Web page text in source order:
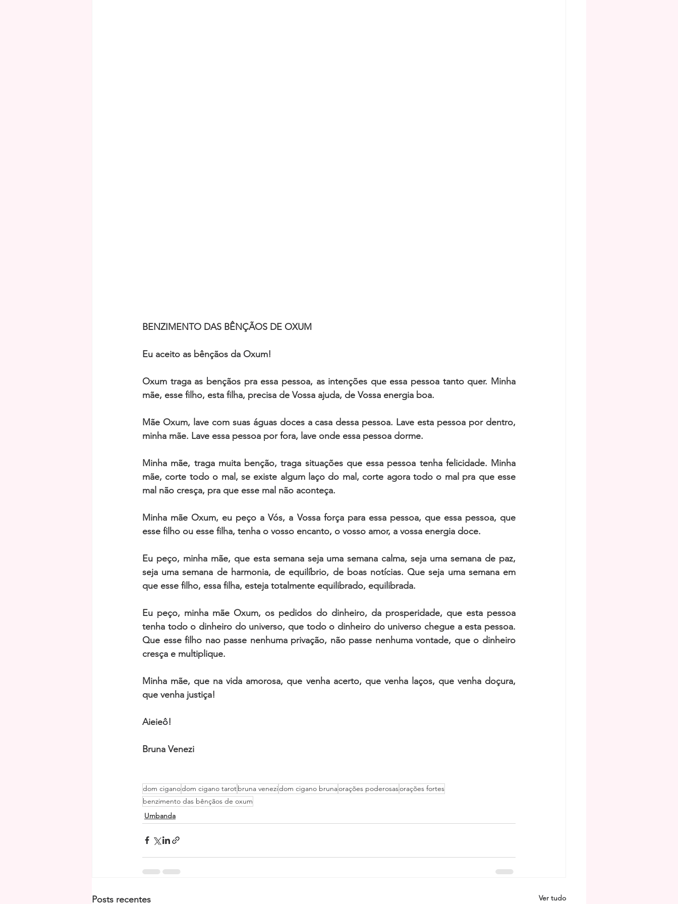
BENZIMENTO DAS BÊNÇÃOS DE OXUM
Eu aceito as bênçãos da Oxum!
Oxum traga as bençãos pra essa pessoa, as intenções que essa pessoa tanto quer. Minha
mãe, esse filho, esta filha, precisa de Vossa ajuda, de Vossa energia boa.
Mãe Oxum, lave com suas águas doces a casa dessa pessoa. Lave esta pessoa por dentro,
minha mãe. Lave essa pessoa por fora, lave onde essa pessoa dorme.
Minha mãe, traga muita benção, traga situações que essa pessoa tenha felicidade. Minha
mãe, corte todo o mal, se existe algum laço do mal, corte agora todo o mal pra que esse
mal não cresça, pra que esse mal não aconteça.
Minha mãe Oxum, eu peço a Vós, a Vossa força para essa pessoa, que essa pessoa, que
esse filho ou esse filha, tenha o vosso encanto, o vosso amor, a vossa energia doce.
Eu peço, minha mãe, que esta semana seja uma semana calma, seja uma semana de paz,
seja uma semana de harmonia, de equilíbrio, de boas notícias. Que seja uma semana em
que esse filho, essa filha, esteja totalmente equilibrado, equilibrada.
Eu peço, minha mãe Oxum, os pedidos do dinheiro, da prosperidade, que esta pessoa
tenha todo o dinheiro do universo, que todo o dinheiro do universo chegue a esta pessoa.
Que esse filho nao passe nenhuma privação, não passe nenhuma vontade, que o dinheiro
cresça e multiplique.
Minha mãe, que na vida amorosa, que venha acerto, que venha laços, que venha doçura,
que venha justiça!
Aieieô!
Bruna Venezi
dom ciganodom cigano tarotbruna venezidom cigano brunaorações poderosasorações fortes
benzimento das bênçãos de oxum
Umbanda
Posts recentes Ver tudo